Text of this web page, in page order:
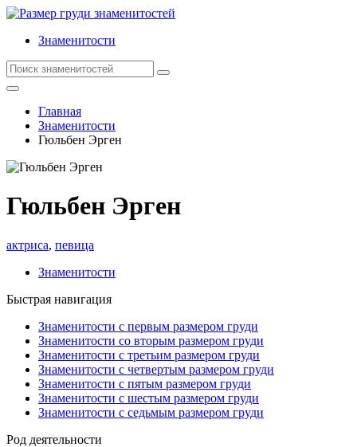
Знаменитости
Главная
Знаменитости
Гюльбен Эрген
Гюльбен Эрген
актриса, певица
Знаменитости
Быстрая навигация
Знаменитости с первым размером груди
Знаменитости со вторым размером груди
Знаменитости с третьим размером груди
Знаменитости с четвертым размером груди
Знаменитости с пятым размером груди
Знаменитости с шестым размером груди
Знаменитости с седьмым размером груди
Род деятельности